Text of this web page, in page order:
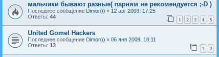
мальчики бывают разные( парням не рекомендуется ;-D )
Последнее сообщение Dimon)) « 12 авг 2009, 17:25
Ответы: 44 1 2 3 4 5
United Gomel Hackers
Последнее сообщение Dimon)) « 06 янв 2009, 18:11
Ответы: 13 1 2